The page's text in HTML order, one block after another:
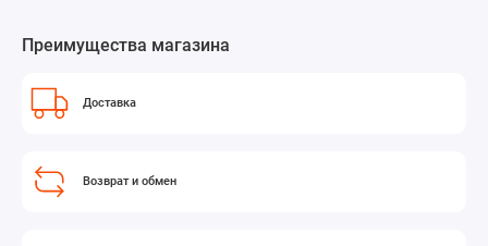
Преимущества магазина
Доставка
Возврат и обмен